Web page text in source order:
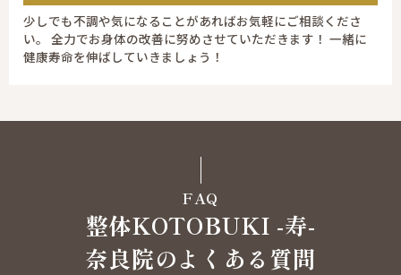
少しでも不調や気になることがあればお気軽にご相談くださ
い。 全力でお身体の改善に努めさせていただきます！ 一緒に
健康寿命を伸ばしていきましょう！
FAQ
整体KOTOBUKI -寿-
奈良院のよくある質問